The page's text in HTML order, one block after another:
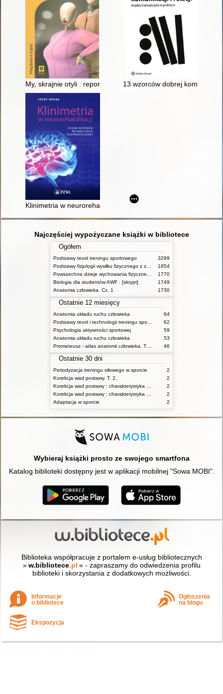
My, skrajnie otyli : reportaż o Polakach chorych na otyłość
13 wzorców dobrej
Klinimetria w neurorehabilitacji : ocena wyników rehabilitacji
Najczęściej wypożyczane książki w bibliotece
Ogółem
Podstawy teorii treningu sportowego
3299
1854
1770
Biologia dla studentów AWF : [skrypt]
1749
Anatomia człowieka. Cz. 1
1730
Ostatnie 12 miesięcy
Anatomia układu ruchu człowieka
64
62
Psychologia aktywności sportowej
59
Anatomia układu ruchu człowieka
53
46
Ostatnie 30 dni
Periodyzacja treningu siłowego w sporcie
2
Korekcja wad postawy. T. 2,
2
2
2
Adaptacja w sporcie
2
Wybieraj książki prosto ze swojego smartfona
Katalog biblioteki dostępny jest w aplikacji mobilnej "Sowa MOBI".
Biblioteka współpracuje z portalem e-usług bibliotecznych
» w.bibliotece.pl « - zapraszamy do odwiedzenia profilu
biblioteki i skorzystania z dodatkowych możliwości.
Informacje
o bibliotece
Ogłoszenia
na blogu
Ekspozycja